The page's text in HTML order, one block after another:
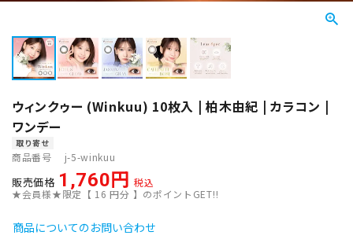
ウィンクゥー (Winkuu) 10枚入 | 柏木由紀 | カラコン |
ワンデー
取り寄せ
商品番号 j-5-winkuu
販売価格 1,760
税込
★会員様★限定【 16 円分 】のポイントGET!!
商品についてのお問い合わせ